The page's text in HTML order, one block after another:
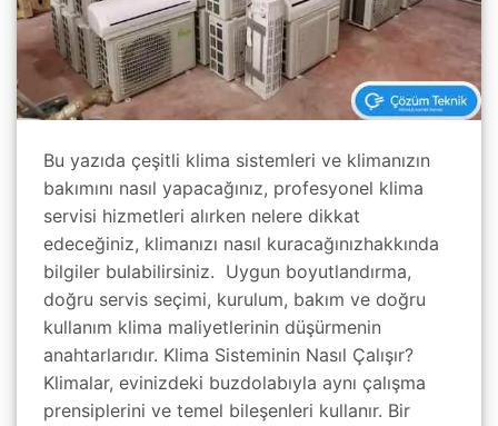
Bu yazıda çeşitli klima sistemleri ve klimanızın
bakımını nasıl yapacağınız, profesyonel klima
servisi hizmetleri alırken nelere dikkat
edeceğiniz, klimanızı nasıl kuracağınızhakkında
bilgiler bulabilirsiniz. Uygun boyutlandırma,
doğru servis seçimi, kurulum, bakım ve doğru
kullanım klima maliyetlerinin düşürmenin
anahtarlarıdır. Klima Sisteminin Nasıl Çalışır?
Klimalar, evinizdeki buzdolabıyla aynı çalışma
prensiplerini ve temel bileşenleri kullanır. Bir